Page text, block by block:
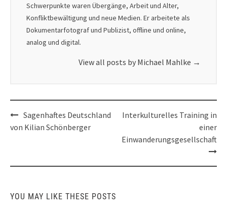
Schwerpunkte waren Übergänge, Arbeit und Alter,
Konfliktbewältigung und neue Medien. Er arbeitete als
Dokumentarfotograf und Publizist, offline und online,
analog und digital.
View all posts by Michael Mahlke →
Post
navigation
Sagenhaftes Deutschland
von Kilian Schönberger
Interkulturelles Training in
einer
Einwanderungsgesellschaft
YOU MAY LIKE THESE POSTS